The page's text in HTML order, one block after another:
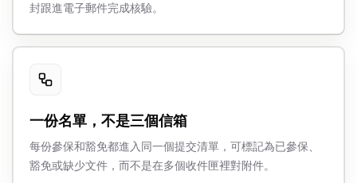
封跟進電子郵件完成核驗。
一份名單，不是三個信箱
每份參保和豁免都進入同一個提交清單，可標記為已參保、
豁免或缺少文件，而不是在多個收件匣裡對附件。